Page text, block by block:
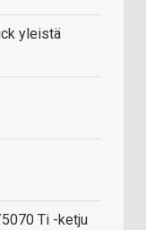
yleistä
Ti -ketju